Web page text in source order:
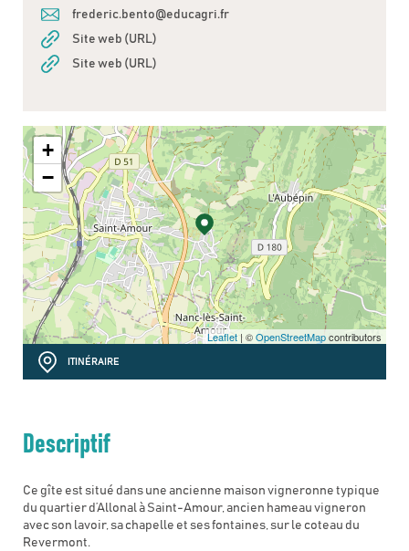
frederic.bento@educagri.fr
Site web (URL)
Site web (URL)
+
−
Leaflet | ©OpenStreetMapcontributors
ITINÉRAIRE
Descriptif
Ce gîte est situé dans une ancienne maison vigneronne typique
du quartier d’Allonal à Saint-Amour, ancien hameau vigneron
avec son lavoir, sa chapelle et ses fontaines, sur le coteau du
Revermont.